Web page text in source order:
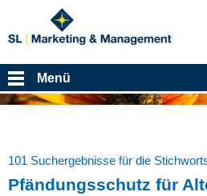
Menü
101 Suchergebnisse für die
Pfändungsschutz für